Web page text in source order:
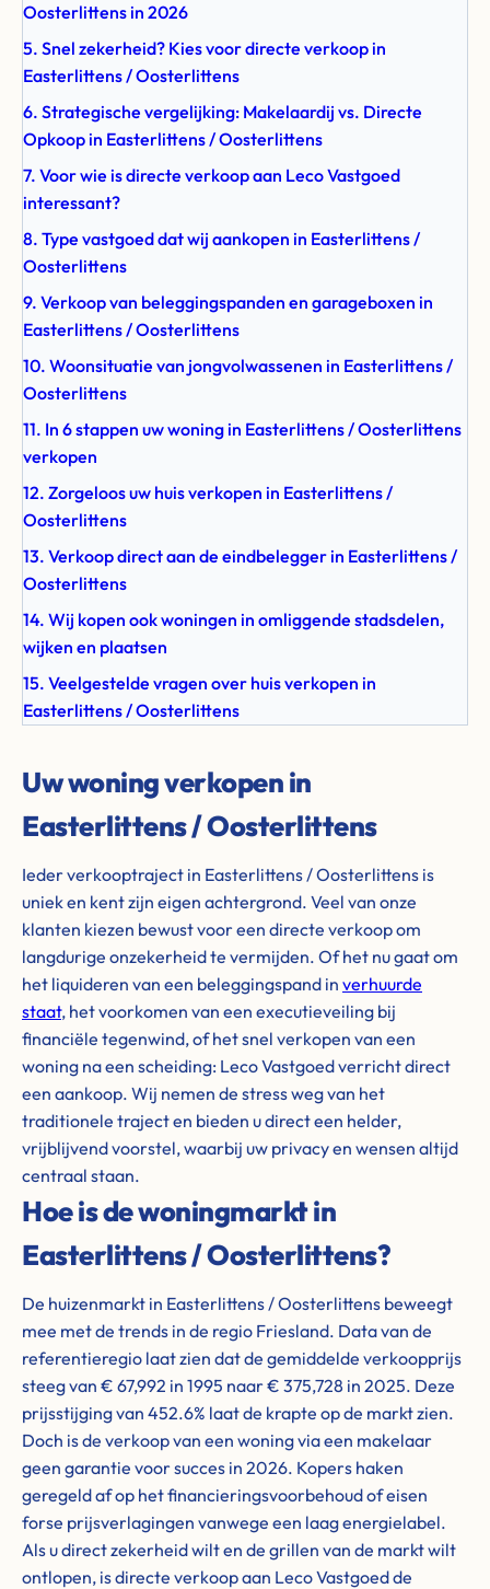
Oosterlittens in 2026
5. Snel zekerheid? Kies voor directe verkoop in
Easterlittens / Oosterlittens
6. Strategische vergelijking: Makelaardij vs. Directe
Opkoop in Easterlittens / Oosterlittens
7. Voor wie is directe verkoop aan Leco Vastgoed
interessant?
8. Type vastgoed dat wij aankopen in Easterlittens /
Oosterlittens
9. Verkoop van beleggingspanden en garageboxen in
Easterlittens / Oosterlittens
10. Woonsituatie van jongvolwassenen in Easterlittens /
Oosterlittens
11. In 6 stappen uw woning in Easterlittens / Oosterlittens
verkopen
12. Zorgeloos uw huis verkopen in Easterlittens /
Oosterlittens
13. Verkoop direct aan de eindbelegger in Easterlittens /
Oosterlittens
14. Wij kopen ook woningen in omliggende stadsdelen,
wijken en plaatsen
15. Veelgestelde vragen over huis verkopen in
Easterlittens / Oosterlittens
Uw woning verkopen in
Easterlittens / Oosterlittens
Ieder verkooptraject in Easterlittens / Oosterlittens is
uniek en kent zijn eigen achtergrond. Veel van onze
klanten kiezen bewust voor een directe verkoop om
langdurige onzekerheid te vermijden. Of het nu gaat om
het liquideren van een beleggingspand in verhuurde
staat, het voorkomen van een executieveiling bij
financiële tegenwind, of het snel verkopen van een
woning na een scheiding: Leco Vastgoed verricht direct
een aankoop. Wij nemen de stress weg van het
traditionele traject en bieden u direct een helder,
vrijblijvend voorstel, waarbij uw privacy en wensen altijd
centraal staan.
Hoe is de woningmarkt in
Easterlittens / Oosterlittens?
De huizenmarkt in Easterlittens / Oosterlittens beweegt
mee met de trends in de regio Friesland. Data van de
referentieregio laat zien dat de gemiddelde verkoopprijs
steeg van € 67,992 in 1995 naar € 375,728 in 2025. Deze
prijsstijging van 452.6% laat de krapte op de markt zien.
Doch is de verkoop van een woning via een makelaar
geen garantie voor succes in 2026. Kopers haken
geregeld af op het financieringsvoorbehoud of eisen
forse prijsverlagingen vanwege een laag energielabel.
Als u direct zekerheid wilt en de grillen van de markt wilt
ontlopen, is directe verkoop aan Leco Vastgoed de